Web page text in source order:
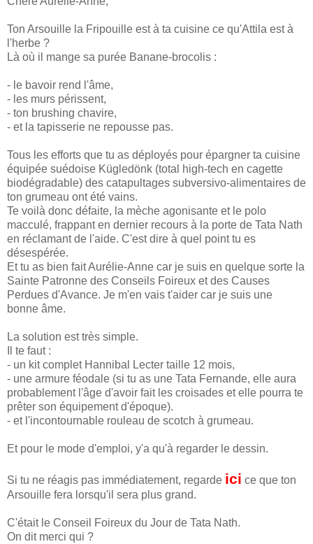
Ton Arsouille la Fripouille est à ta cuisine ce qu'Attila est à
l'herbe ?
Là où il mange sa purée Banane-brocolis :
- le bavoir rend l'âme,
- les murs périssent,
- ton brushing chavire,
- et la tapisserie ne repousse pas.
Tous les efforts que tu as déployés pour épargner ta cuisine
équipée suédoise Kügledönk (total high-tech en cagette
biodégradable) des catapultages subversivo-alimentaires de
ton grumeau ont été vains.
Te voilà donc défaite, la mèche agonisante et le polo
macculé, frappant en dernier recours à la porte de Tata Nath
en réclamant de l'aide. C'est dire à quel point tu es
désespérée.
Et tu as bien fait Aurélie-Anne car je suis en quelque sorte la
Sainte Patronne des Conseils Foireux et des Causes
Perdues d'Avance. Je m'en vais t'aider car je suis une
bonne âme.
La solution est très simple.
Il te faut :
- un kit complet Hannibal Lecter taille 12 mois,
- une armure féodale (si tu as une Tata Fernande, elle aura
probablement l'âge d'avoir fait les croisades et elle pourra te
prêter son équipement d'époque).
- et l'incontournable rouleau de scotch à grumeau.
Et pour le mode d'emploi, y'a qu'à regarder le dessin.
Si tu ne réagis pas immédiatement, regarde ici ce que ton
Arsouille fera lorsqu'il sera plus grand.
C'était le Conseil Foireux du Jour de Tata Nath.
On dit merci qui ?